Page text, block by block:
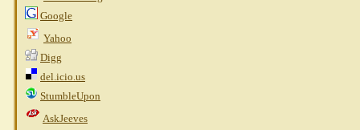
Google
Yahoo
Digg
del.icio.us
StumbleUpon
AskJeeves